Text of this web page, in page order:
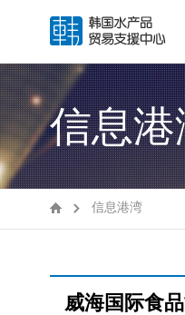
信息港
信息港湾
威海国际食